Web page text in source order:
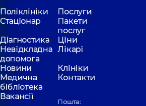
Поліклініки
Послуги
Стаціонар
Пакети
послуг
Діагностика
Ціни
Невідкладна
допомога
Лікарі
Новини
Клініки
Медична
бібліотека
Контакти
Вакансії
Пошта: